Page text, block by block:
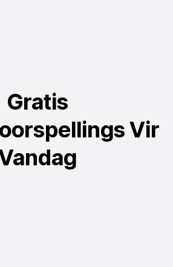
Gratis
Vir